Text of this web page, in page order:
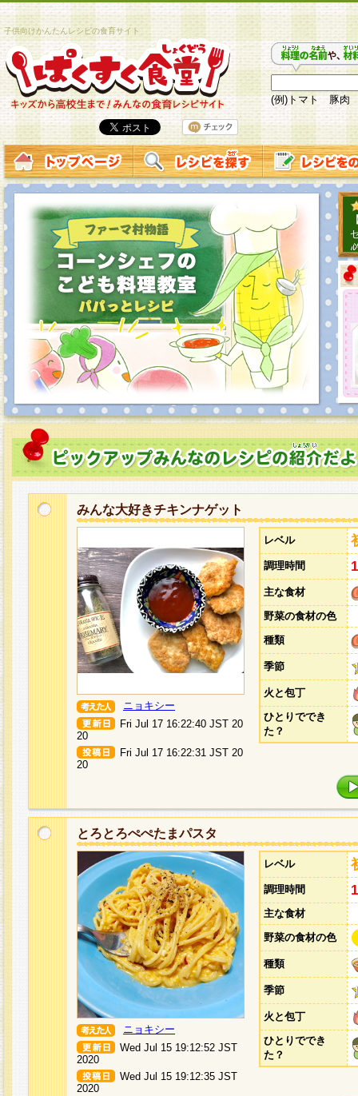
子供向けかんたんレシピの食育サイト
(例)トマト 豚肉
みんな大好きチキンナゲット
ニョキシー
Fri Jul 17 16:22:40 JST 20
20
Fri Jul 17 16:22:31 JST 20
20
レベル
調理時間
主な食材
野菜の食材の色
種類
季節
火と包丁
ひとりででき
た？
とろとろぺぺたまパスタ
ニョキシー
Wed Jul 15 19:12:52 JST
2020
Wed Jul 15 19:12:35 JST
2020
レベル
調理時間
主な食材
野菜の食材の色
種類
季節
火と包丁
ひとりででき
た？